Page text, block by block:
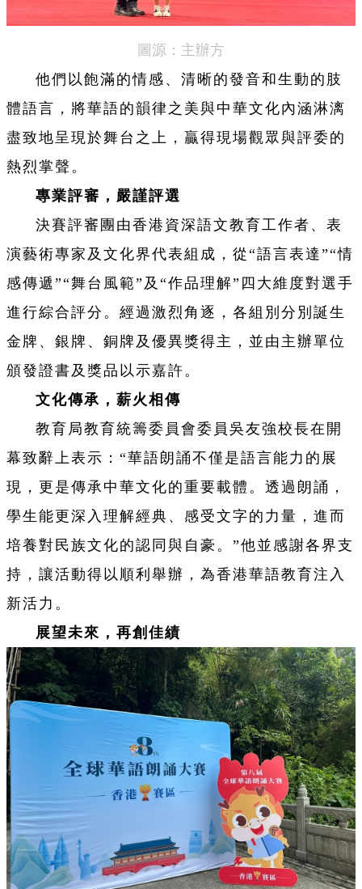
圖源：主辦方
他們以飽滿的情感、清晰的發音和生動的肢
體語言，將華語的韻律之美與中華文化內涵淋漓
盡致地呈現於舞台之上，贏得現場觀眾與評委的
熱烈掌聲。
專業評審，嚴謹評選
決賽評審團由香港資深語文教育工作者、表
演藝術專家及文化界代表組成，從“語言表達”“情
感傳遞”“舞台風範”及“作品理解”四大維度對選手
進行綜合評分。經過激烈角逐，各組別分別誕生
金牌、銀牌、銅牌及優異獎得主，並由主辦單位
頒發證書及獎品以示嘉許。
文化傳承，薪火相傳
教育局教育統籌委員會委員吳友強校長在開
幕致辭上表示：“華語朗誦不僅是語言能力的展
現，更是傳承中華文化的重要載體。透過朗誦，
學生能更深入理解經典、感受文字的力量，進而
培養對民族文化的認同與自豪。”他並感謝各界支
持，讓活動得以順利舉辦，為香港華語教育注入
新活力。
展望未來，再創佳績